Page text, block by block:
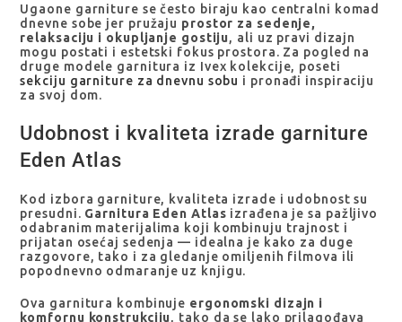
Ugaone garniture se često biraju kao centralni komad
dnevne sobe jer pružaju prostor za sedenje,
relaksaciju i okupljanje gostiju, ali uz pravi dizajn
mogu postati i estetski fokus prostora. Za pogled na
druge modele garnitura iz Ivex kolekcije, poseti
sekciju garniture za dnevnu sobu i pronađi inspiraciju
za svoj dom.
Udobnost i kvaliteta izrade garniture
Eden Atlas
Kod izbora garniture, kvaliteta izrade i udobnost su
presudni. Garnitura Eden Atlas izrađena je sa pažljivo
odabranim materijalima koji kombinuju trajnost i
prijatan osećaj sedenja — idealna je kako za duge
razgovore, tako i za gledanje omiljenih filmova ili
popodnevno odmaranje uz knjigu.
Ova garnitura kombinuje ergonomski dizajn i
komfornu konstrukciju, tako da se lako prilagođava